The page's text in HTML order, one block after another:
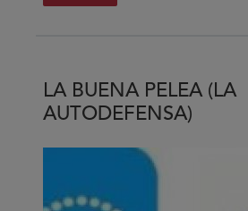
sobre
la
otra
LA BUENA PELEA (LA
AUTODEFENSA)